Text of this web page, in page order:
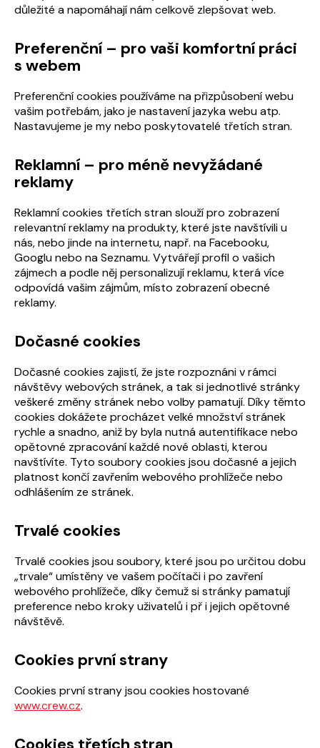
důležité a napomáhají nám celkově zlepšovat web.
Preferenční – pro vaši komfortní práci
s webem
Preferenční cookies používáme na přizpůsobení webu
vašim potřebám, jako je nastavení jazyka webu atp.
Nastavujeme je my nebo poskytovatelé třetích stran.
Reklamní – pro méně nevyžádané
reklamy
Reklamní cookies třetích stran slouží pro zobrazení
relevantní reklamy na produkty, které jste navštívili u
nás, nebo jinde na internetu, např. na Facebooku,
Googlu nebo na Seznamu. Vytvářejí profil o vašich
zájmech a podle něj personalizují reklamu, která více
odpovídá vašim zájmům, místo zobrazení obecné
reklamy.
Dočasné cookies
Dočasné cookies zajistí, že jste rozpoznáni v rámci
návštěvy webových stránek, a tak si jednotlivé stránky
veškeré změny stránek nebo volby pamatují. Díky těmto
cookies dokážete procházet velké množství stránek
rychle a snadno, aniž by byla nutná autentifikace nebo
opětovné zpracování každé nové oblasti, kterou
navštívíte. Tyto soubory cookies jsou dočasné a jejich
platnost končí zavřením webového prohlížeče nebo
odhlášením ze stránek.
Trvalé cookies
Trvalé cookies jsou soubory, které jsou po určitou dobu
„trvale“ umístěny ve vašem počítači i po zavření
webového prohlížeče, díky čemuž si stránky pamatují
preference nebo kroky uživatelů i př i jejich opětovné
návštěvě.
Cookies první strany
Cookies první strany jsou cookies hostované
www.crew.cz.